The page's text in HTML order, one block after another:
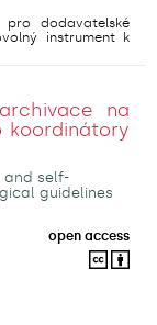
pro dodavatelské
instrument k
na
koordinátory
and self-
guidelines
open access